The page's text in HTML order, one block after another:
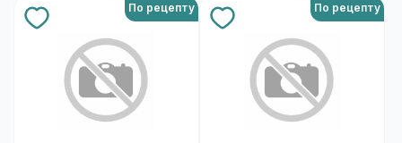
По рецепту По рецепту